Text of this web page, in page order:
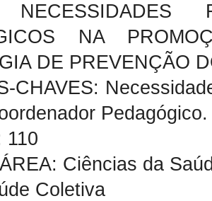
NA
DE PREVENÇÃO
CHAVES:
Pedagógico.
110
Ciências da
Coletiva